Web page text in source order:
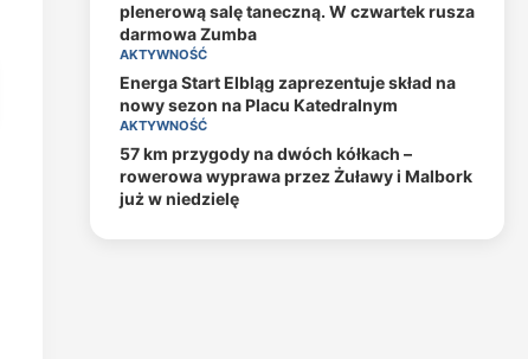
plenerową salę taneczną. W czwartek rusza
darmowa Zumba
AKTYWNOŚĆ
Energa Start Elbląg zaprezentuje skład na
nowy sezon na Placu Katedralnym
AKTYWNOŚĆ
57 km przygody na dwóch kółkach –
rowerowa wyprawa przez Żuławy i Malbork
już w niedzielę